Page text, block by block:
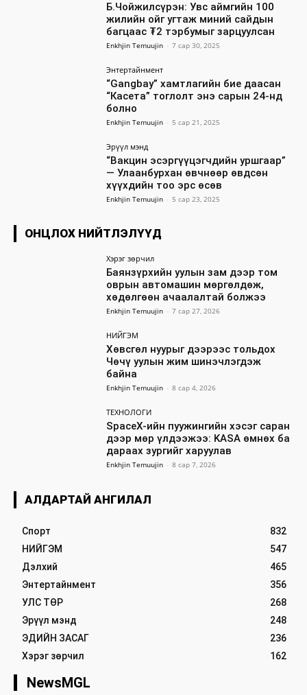
Б.Чойжилсүрэн: Увс аймгийн 100
жилийн ойг угтаж миний сайдын
багцаас ₮2 тэрбумыг зарцуулсан
Enkhjin Temuujin - 7 сар 30, 2025
Энтертайнмент
“Gangbay” хамтлагийн бие даасан
“Касета” тоглолт энэ сарын 24-нд
болно
Enkhjin Temuujin - 5 сар 21, 2025
Эрүүл мэнд
“Вакцин эсэргүүцэгчдийн уршгаар”
— Улаанбурхан өвчнөөр өвдсөн
хүүхдийн тоо эрс өсөв
Enkhjin Temuujin - 5 сар 23, 2025
ОНЦЛОХ НИЙТЛЭЛҮҮД
Хэрэг зөрчил
Баянзүрхийн уулын зам дээр том
оврын автомашин мөргөлдөж,
хөдөлгөөн ачаалалтай болжээ
Enkhjin Temuujin - 7 сар 27, 2026
НИЙГЭМ
Хөвсгөл нуурыг дээрээс тольдох
Чөчү уулын жим шинэчлэгдэж
байна
Enkhjin Temuujin - 8 сар 4, 2026
ТЕХНОЛОГИ
SpaceX-ийн пуужингийн хэсэг саран
дээр мөр үлдээжээ: KASA өмнөх ба
дараах зургийг харуулав
Enkhjin Temuujin - 8 сар 7, 2026
АЛДАРТАЙ АНГИЛАЛ
Спорт
832
НИЙГЭМ
547
Дэлхий
465
Энтертайнмент
356
УЛС ТӨР
268
Эрүүл мэнд
248
ЭДИЙН ЗАСАГ
236
Хэрэг зөрчил
162
NewsMGL